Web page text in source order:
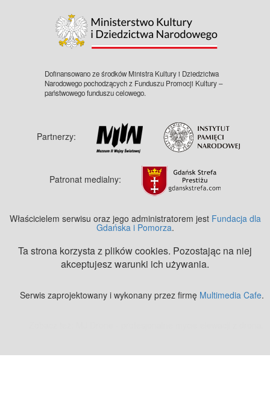
Dofinansowano ze środków Ministra Kultury i Dziedzictwa
Narodowego pochodzących z Funduszu Promocji Kultury –
państwowego funduszu celowego.
Partnerzy:
Patronat medialny:
Właścicielem serwisu oraz jego administratorem jest Fundacja dla
Gdańska i Pomorza.
Ta strona korzysta z plików cookies. Pozostając na niej
akceptujesz warunki ich używania.
Serwis zaprojektowany i wykonany przez firmę Multimedia Cafe.